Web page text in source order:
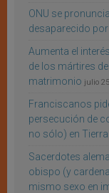
ONU se
desaparecido
Aumenta el
de los mártires
matrimonio julio
Franciscanos
persecución de
no sólo) en
Sacerdotes
obispo (y
mismo sexo en